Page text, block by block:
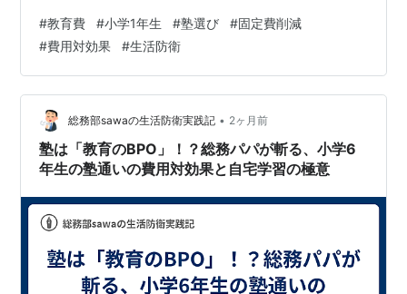
位で家計簿をつけています。 さて、今回は我が家の「次
女（6歳・小学1年生）」と同世代のお子さんを持つ親御
さんへ向けたテーマです。 上の子が塾に通っていたり、
周りのお友達が早期教育（公文や学習塾、英会話など）
を始めたりすると、「下の子も早めに塾に行かせた方が
いいのかな？」と焦る気持ち、とても…
#教育費 #小学1年生 #塾選び #固定費削減
#費用対効果 #生活防衛
総務部sawaの生活防衛実践記 • 2ヶ月前
塾は「教育のBPO」！？総務パパが斬る、小学6
年生の塾通いの費用対効果と自宅学習の極意